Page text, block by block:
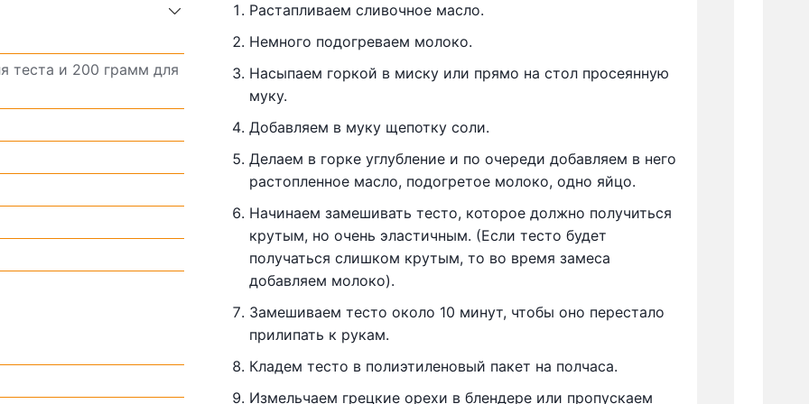
теста и 200 грамм для
Растапливаем сливочное масло.
Немного подогреваем молоко.
Насыпаем горкой в миску или прямо на стол просеянную
муку.
Добавляем в муку щепотку соли.
Делаем в горке углубление и по очереди добавляем в него
растопленное масло, подогретое молоко, одно яйцо.
Начинаем замешивать тесто, которое должно получиться
крутым, но очень эластичным. (Если тесто будет
получаться слишком крутым, то во время замеса
добавляем молоко).
Замешиваем тесто около 10 минут, чтобы оно перестало
прилипать к рукам.
Кладем тесто в полиэтиленовый пакет на полчаса.
Измельчаем грецкие орехи в блендере или пропускаем